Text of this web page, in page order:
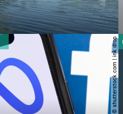
© shutterstock.com | ink drop